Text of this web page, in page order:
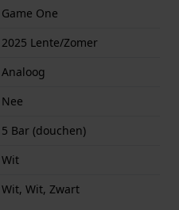
Game One
2025 Lente/Zomer
Analoog
Nee
5 Bar (douchen)
Wit
Wit, Wit, Zwart